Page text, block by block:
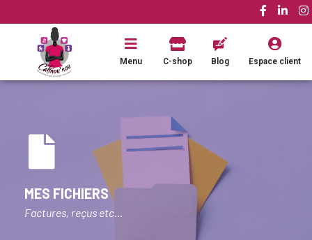
Menu C-shop Blog Espace client
MES FICHIERS
Factures, reçus etc...